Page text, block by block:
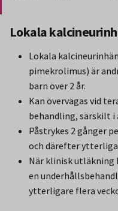
Lokala
Lokala
pimekrolimus) är
barn över 2 år.
Kan övervägas vid
behandling, särskilt
Påstrykes 2 gånger
och därefter
När klinisk
en
ytterligare flera